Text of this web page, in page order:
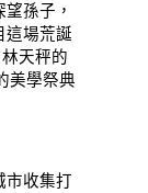
孫子，
這場荒誕
天秤的
美學祭典
收集打